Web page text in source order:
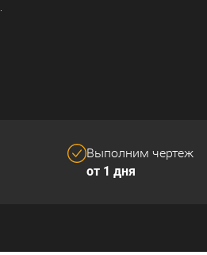
.
Выполним чертеж
от 1 дня